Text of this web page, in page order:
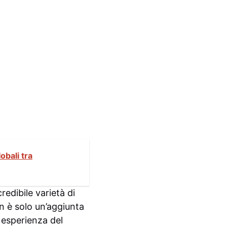
tra
varietà di
solo un’aggiunta
del